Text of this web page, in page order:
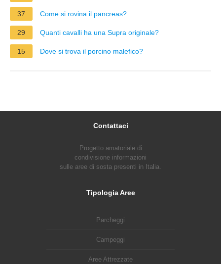
37 Come si rovina il pancreas?
29 Quanti cavalli ha una Supra originale?
15 Dove si trova il porcino malefico?
Contattaci
Progetto amatoriale di
condivisione informazioni
sulle aree di sosta presenti in Italia.
Tipologia Aree
Parcheggi
Campeggi
Aree Attrezzate